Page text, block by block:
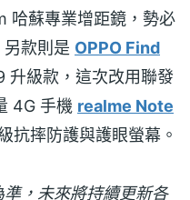
哈蘇專業增距鏡，勢必
款則是 OPPO Find
升級款，這次改用聯發
4G 手機 realme Note
抗摔防護與護眼螢幕。
準，未來將持續更新各